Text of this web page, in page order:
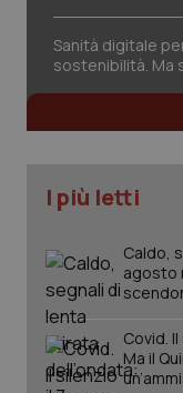
Salute orale
Tumore al
Tumore
Tumori del
Tumori
Sanità digitale
sostenibilità. Ma
I più letti
Caldo,
agosto
Covid.
Ma il